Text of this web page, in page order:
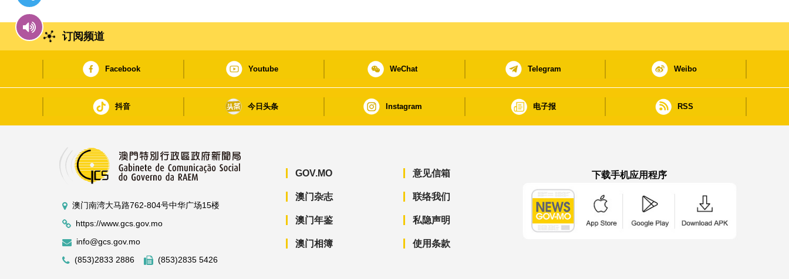
订阅频道
Facebook Youtube WeChat Telegram Weibo
抖音 今日头条 Instagram 电子报 RSS
澳门南湾大马路762-804号中华广场15楼
https://www.gcs.gov.mo
info@gcs.gov.mo
(853)2833 2886
(853)2835 5426
GOV.MO
澳门杂志
澳门年鉴
澳门相簿
意见信箱
联络我们
私隐声明
使用条款
下载手机应用程序